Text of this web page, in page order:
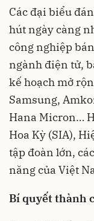
Các đại biểu
hút ngày càng
công nghiệp
ngành điện tử,
kế hoạch mở
Samsung,
Hana Micron…
Hoa Kỳ (SIA),
tập đoàn lớn,
năng của Việt
Bí quyết thành